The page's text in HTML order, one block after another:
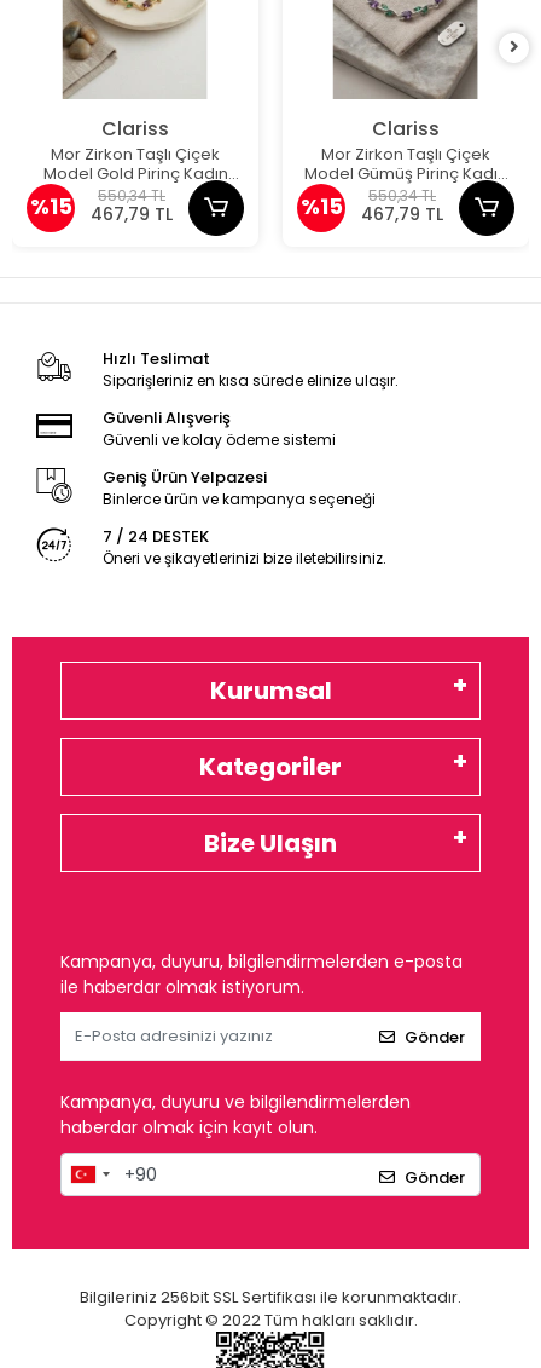
Clariss
Mor Zirkon Taşlı Çiçek
Model Gold Pirinç Kadın
Bileklik
%15 550,34 TL
467,79 TL
Clariss
Mor Zirkon Taşlı Çiçek
Model Gümüş Pirinç Kadın
Bileklik
%15 550,34 TL
467,79 TL
Hızlı Teslimat
Siparişleriniz en kısa sürede elinize ulaşır.
Güvenli Alışveriş
Güvenli ve kolay ödeme sistemi
Geniş Ürün Yelpazesi
Binlerce ürün ve kampanya seçeneği
7 / 24 DESTEK
Öneri ve şikayetlerinizi bize iletebilirsiniz.
Kurumsal
Kategoriler
Bize Ulaşın
Kampanya, duyuru, bilgilendirmelerden e-posta
ile haberdar olmak istiyorum.
Gönder
Kampanya, duyuru ve bilgilendirmelerden
haberdar olmak için kayıt olun.
Gönder
Bilgileriniz 256bit SSL Sertifikası ile korunmaktadır.
Copyright © 2022 Tüm hakları saklıdır.